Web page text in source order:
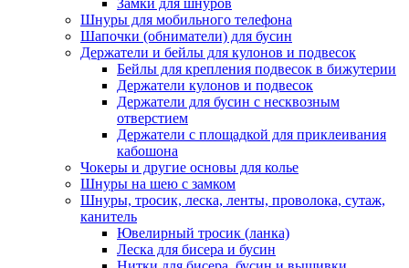
Замки для шнуров
Шнуры для мобильного телефона
Шапочки (обниматели) для бусин
Держатели и бейлы для кулонов и подвесок
Бейлы для крепления подвесок в бижутерии
Держатели кулонов и подвесок
Держатели для бусин с несквозным
отверстием
Держатели с площадкой для приклеивания
кабошона
Чокеры и другие основы для колье
Шнуры на шею с замком
Шнуры, тросик, леска, ленты, проволока, сутаж,
канитель
Ювелирный тросик (ланка)
Леска для бисера и бусин